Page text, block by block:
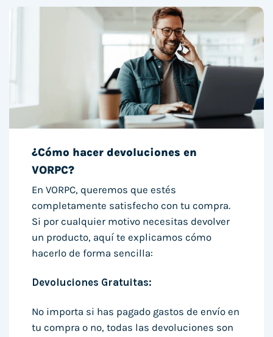
¿Cómo hacer devoluciones en
VORPC?
En VORPC, queremos que estés
completamente satisfecho con tu compra.
Si por cualquier motivo necesitas devolver
un producto, aquí te explicamos cómo
hacerlo de forma sencilla:
Devoluciones Gratuitas:
No importa si has pagado gastos de envío en
tu compra o no, todas las devoluciones son